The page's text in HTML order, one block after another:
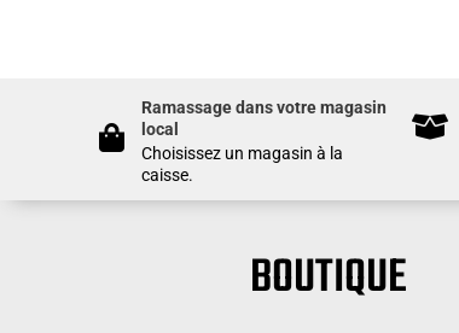
Ramassage dans votre magasin
local
Choisissez un magasin à la
caisse.
BOUTIQUE